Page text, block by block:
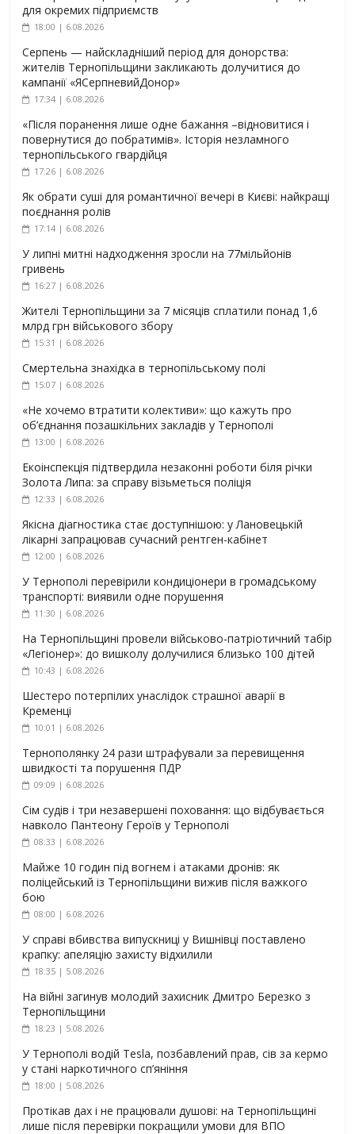
для окремих підприємств
18:00 | 6.08.2026
Серпень — найскладніший період для донорства:
жителів Тернопільщини закликають долучитися до
кампанії «ЯСерпневийДонор»
17:34 | 6.08.2026
«Після поранення лише одне бажання –відновитися і
повернутися до побратимів». Історія незламного
тернопільського гвардійця
17:26 | 6.08.2026
Як обрати суші для романтичної вечері в Києві: найкращі
поєднання ролів
17:14 | 6.08.2026
У липні митні надходження зросли на 77мільйонів
гривень
16:27 | 6.08.2026
Жителі Тернопільщини за 7 місяців сплатили понад 1,6
млрд грн військового збору
15:31 | 6.08.2026
Смертельна знахідка в тернопільському полі
15:07 | 6.08.2026
«Не хочемо втратити колективи»: що кажуть про
об’єднання позашкільних закладів у Тернополі
13:00 | 6.08.2026
Екоінспекція підтвердила незаконні роботи біля річки
Золота Липа: за справу візьметься поліція
12:33 | 6.08.2026
Якісна діагностика стає доступнішою: у Лановецькій
лікарні запрацював сучасний рентген-кабінет
12:00 | 6.08.2026
У Тернополі перевірили кондиціонери в громадському
транспорті: виявили одне порушення
11:30 | 6.08.2026
На Тернопільщині провели військово-патріотичний табір
«Легіонер»: до вишколу долучилися близько 100 дітей
10:43 | 6.08.2026
Шестеро потерпілих унаслідок страшної аварії в
Кременці
10:01 | 6.08.2026
Тернополянку 24 рази штрафували за перевищення
швидкості та порушення ПДР
09:09 | 6.08.2026
Сім судів і три незавершені поховання: що відбувається
навколо Пантеону Героїв у Тернополі
08:33 | 6.08.2026
Майже 10 годин під вогнем і атаками дронів: як
поліцейський із Тернопільщини вижив після важкого
бою
08:00 | 6.08.2026
У справі вбивства випускниці у Вишнівці поставлено
крапку: апеляцію захисту відхилили
18:35 | 5.08.2026
На війні загинув молодий захисник Дмитро Березко з
Тернопільщини
18:23 | 5.08.2026
У Тернополі водій Tesla, позбавлений прав, сів за кермо
у стані наркотичного сп’яніння
18:00 | 5.08.2026
Протікав дах і не працювали душові: на Тернопільщині
лише після перевірки покращили умови для ВПО